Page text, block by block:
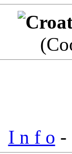
I n f o -